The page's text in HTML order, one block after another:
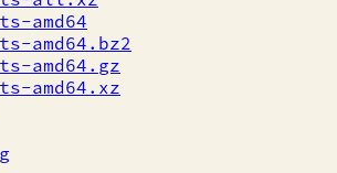
amd64
amd64.bz2
amd64.gz
amd64.xz